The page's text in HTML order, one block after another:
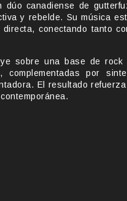
dúo canadiense de
y rebelde. Su música
conectando tanto
sobre una base de
complementadas por
El resultado